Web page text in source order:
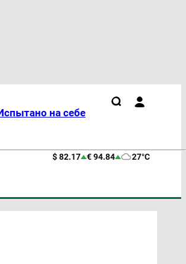
на себе
$ 82.17 € 94.84 27°C